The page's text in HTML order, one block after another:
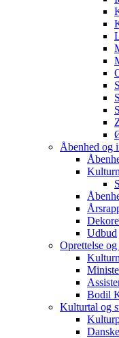
Åbenhed og
Udbud
Oprettelse og
Bodil
Kulturtal og